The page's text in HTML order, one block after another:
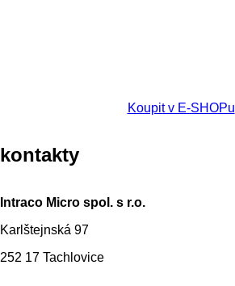
Koupit v E-SHOPu
kontakty
Intraco Micro spol. s r.o.
Karlštejnská 97
252 17 Tachlovice